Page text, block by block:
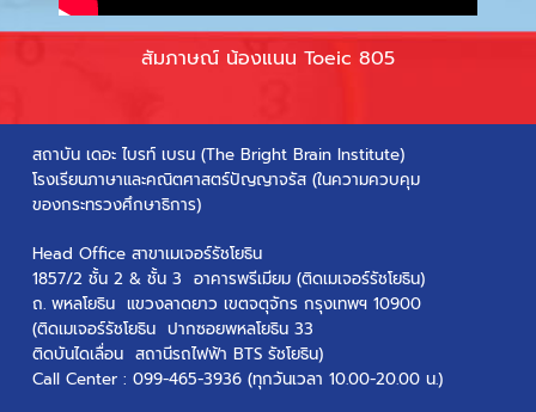
สัมภาษณ์ น้องแนน Toeic 805
สถาบัน เดอะ ไบรท์ เบรน (The Bright Brain Institute)
โรงเรียนภาษาและคณิตศาสตร์ปัญญาจรัส (ในความควบคุม
ของกระทรวงศึกษาธิการ)
Head Office สาขาเมเจอร์รัชโยธิน
1857/2 ชั้น 2 & ชั้น 3 อาคารพรีเมียม (ติดเมเจอร์รัชโยธิน)
ถ. พหลโยธิน แขวงลาดยาว เขตจตุจักร กรุงเทพฯ 10900
(ติดเมเจอร์รัชโยธิน ปากซอยพหลโยธิน 33
ติดบันไดเลื่อน สถานีรถไฟฟ้า BTS รัชโยธิน)
Call Center : 099-465-3936(ทุกวันเวลา 10.00-20.00 น.)